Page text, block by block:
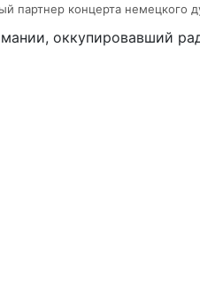
партнер концерта немецкого
оккупировавший